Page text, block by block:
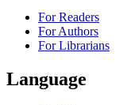
For Readers
For Authors
For Librarians
Language